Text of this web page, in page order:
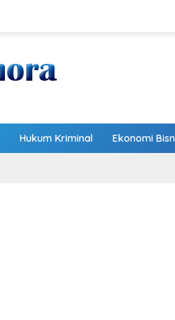
Hukum Kriminal Ekonomi